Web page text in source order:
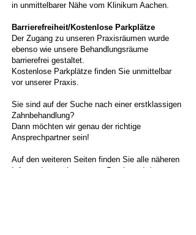
in unmittelbarer Nähe vom Klinikum Aachen.
Barrierefreiheit/Kostenlose Parkplätze
Der Zugang zu unseren Praxisräumen wurde
ebenso wie unsere Behandlungsräume
barrierefrei gestaltet.
Kostenlose Parkplätze finden Sie unmittelbar
vor unserer Praxis.
Sie sind auf der Suche nach einer erstklassigen
Zahnbehandlung?
Dann möchten wir genau der richtige
Ansprechpartner sein!
Auf den weiteren Seiten finden Sie alle näheren
Informationen über unsere Praxis und deren